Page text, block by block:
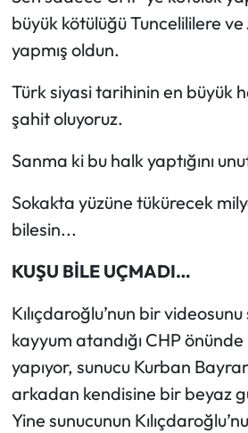
büyük kötülüğü Tuncelililere
yapmış oldun.
Türk siyasi tarihinin en büyük
şahit oluyoruz.
Sanma ki bu halk yaptığını
Sokakta yüzüne tükürecek
bilesin...
KUŞU BİLE UÇMADI…
Kılıçdaroğlu’nun bir
kayyum atandığı CHP
yapıyor, sunucu Kurban
arkadan kendisine bir beyaz
Yine sunucunun